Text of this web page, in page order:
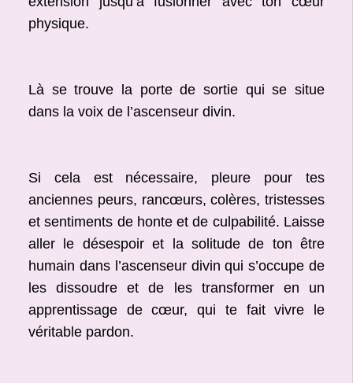
physique.
Là se trouve la porte de sortie qui se situe
dans la voix de l’ascenseur divin.
Si cela est nécessaire, pleure pour tes
anciennes peurs, rancœurs, colères, tristesses
et sentiments de honte et de culpabilité. Laisse
aller le désespoir et la solitude de ton être
humain dans l’ascenseur divin qui s’occupe de
les dissoudre et de les transformer en un
apprentissage de cœur, qui te fait vivre le
véritable pardon.